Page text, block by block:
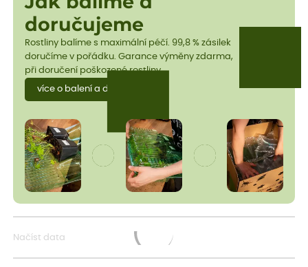
doručujeme
Rostliny balíme s maximální péčí. 99,8 % zásilek
doručíme v pořádku. Garance výměny zdarma,
při doručení poškozené rostliny.
více o balení a dopravě
Načíst data